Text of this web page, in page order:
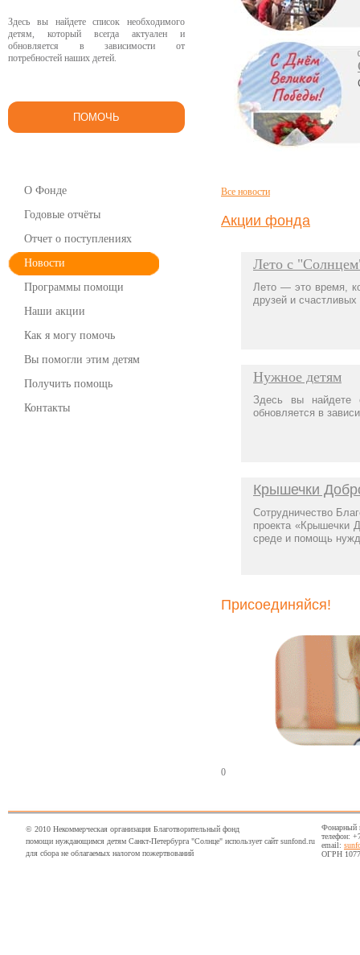
Здесь вы найдете список необходимого
детям, который всегда актуален и
обновляется в зависимости от
потребностей наших детей.
ПОМОЧЬ
О Фонде
Годовые отчёты
Отчет о поступлениях
Новости
Программы помощи
Наши акции
Как я могу помочь
Вы помогли этим детям
Получить помощь
Контакты
Все новости
Акции фонда
Лето с
Лето — это время,
друзей и
Нужное детям
Здесь вы найдете
обновляется в
Крышечки
Сотрудничество
проекта «Крышечки
среде и помощь
Присоединяйся!
0
© 2010 Некоммерческая организация Благотворительный фонд
помощи нуждающимся детям Санкт-Петербурга "Солнце" использует сайт sunfond.ru
для сбора не облагаемых налогом пожертвований
Фонарный
телефон:
email:
ОГРН